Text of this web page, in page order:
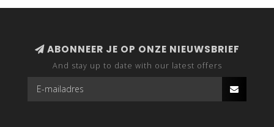
ABONNEER JE OP ONZE NIEUWSBRIEF
And stay up to date with our latest offers